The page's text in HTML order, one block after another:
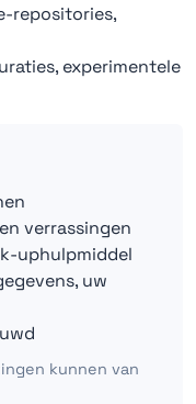
repositories,
experimentele
verrassingen
uphulpmiddel
uw
kunnen van